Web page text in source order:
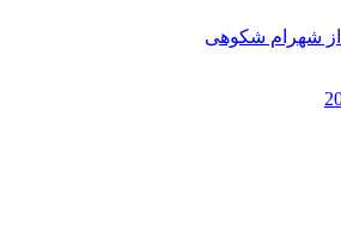
از شهرام شکوهی